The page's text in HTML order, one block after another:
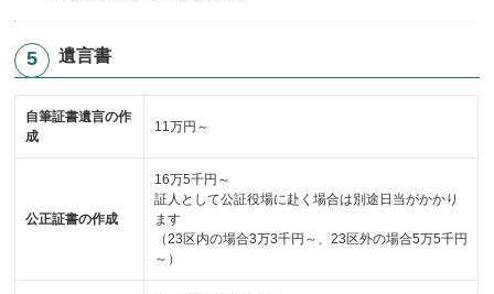
遺言書
自筆証書遺言の作
成
11万円～
公正証書の作成
16万5千円～
証人として公証役場に赴く場合は別途日当がかかり
ます
（23区内の場合3万3千円～、23区外の場合5万5千円
～）